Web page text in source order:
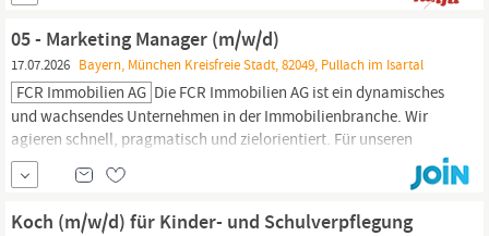
bringst mit: Berufsausbildung oder Berufserfahrung
Einzelhandel ist von Vorteil -- auch Quereinsteiger sind bei...
05 - Marketing Manager (m/w/d)
17.07.2026 Bayern, München Kreisfreie Stadt, 82049, Pullach im Isartal
FCR Immobilien AG Die FCR Immobilien AG ist ein dynamisches
und wachsendes Unternehmen in der Immobilienbranche. Wir
agieren schnell, pragmatisch und zielorientiert. Für unseren
Standort in
Pullach
motivierten Marketing Manager (m/w/d), der unsere Sichtbarkeit
auf das nächste Level hebt.
Koch (m/w/d) für Kinder- und Schulverpflegung